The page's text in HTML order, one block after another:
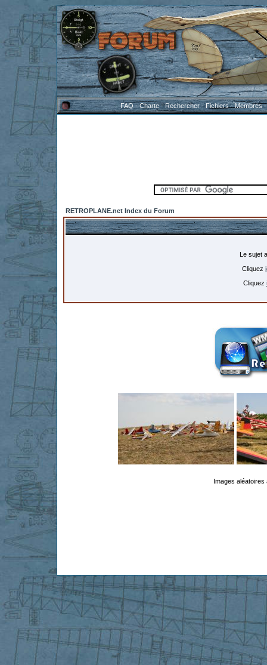
FAQ-Charte-Rechercher-Fichiers-Membres
RETROPLANE.net Index du Forum
Le sujet
Cliquez
Cliquez
Images aléatoires